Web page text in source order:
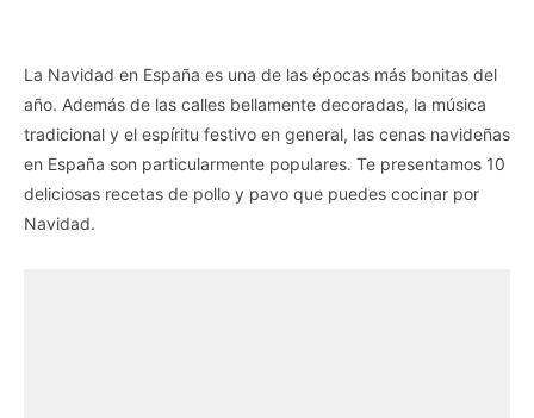
La Navidad en España es una de las épocas más bonitas del
año. Además de las calles bellamente decoradas, la música
tradicional y el espíritu festivo en general, las cenas navideñas
en España son particularmente populares. Te presentamos 10
deliciosas recetas de pollo y pavo que puedes cocinar por
Navidad.